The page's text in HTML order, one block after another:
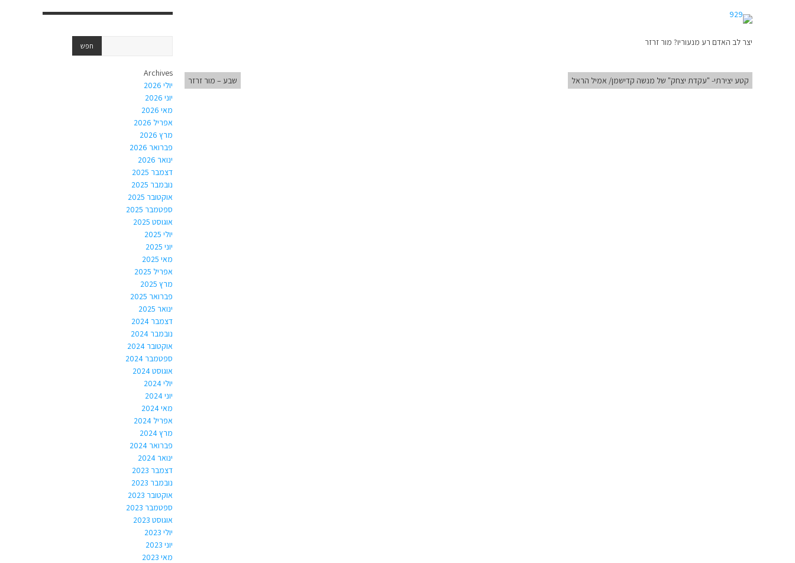
יצר לב האדם רע מנעוריו? מור זרזר
קטע יצירתי- "עקדת יצחק" של מנשה קדישמן/ אמיל הראל שבע – מור זרזר
Archives
יולי 2026
יוני 2026
מאי 2026
אפריל 2026
מרץ 2026
פברואר 2026
ינואר 2026
דצמבר 2025
נובמבר 2025
אוקטובר 2025
ספטמבר 2025
אוגוסט 2025
יולי 2025
יוני 2025
מאי 2025
אפריל 2025
מרץ 2025
פברואר 2025
ינואר 2025
דצמבר 2024
נובמבר 2024
אוקטובר 2024
ספטמבר 2024
אוגוסט 2024
יולי 2024
יוני 2024
מאי 2024
אפריל 2024
מרץ 2024
פברואר 2024
ינואר 2024
דצמבר 2023
נובמבר 2023
אוקטובר 2023
ספטמבר 2023
אוגוסט 2023
יולי 2023
יוני 2023
מאי 2023